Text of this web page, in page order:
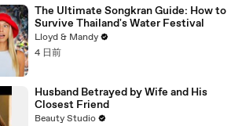
The Ultimate Songkran Guide: How to
Survive Thailand's Water Festival
Lloyd & Mandy
4 日前
Husband Betrayed by Wife and His
Closest Friend
Beauty Studio